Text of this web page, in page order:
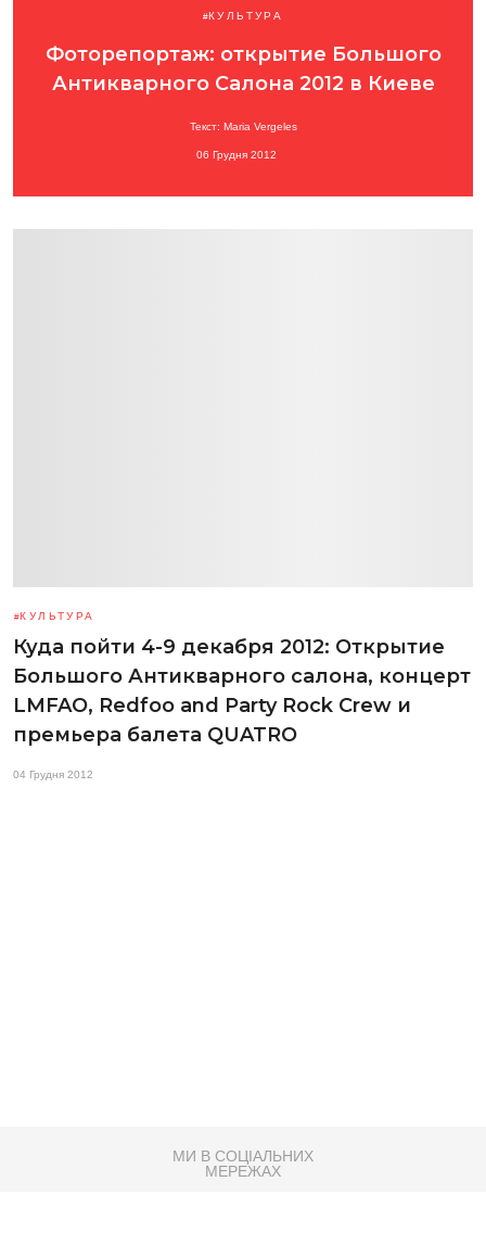
КУЛЬТУРА
Фоторепортаж: открытие Большого
Антикварного Салона 2012 в Киеве
Текст: Maria Vergeles
06 Грудня 2012
КУЛЬТУРА
Куда пойти 4-9 декабря 2012: Открытие
Большого Антикварного салона, концерт
LMFAO, Redfoo and Party Rock Crew и
премьера балета QUATRO
04 Грудня 2012
МИ В СОЦІАЛЬНИХ
МЕРЕЖАХ